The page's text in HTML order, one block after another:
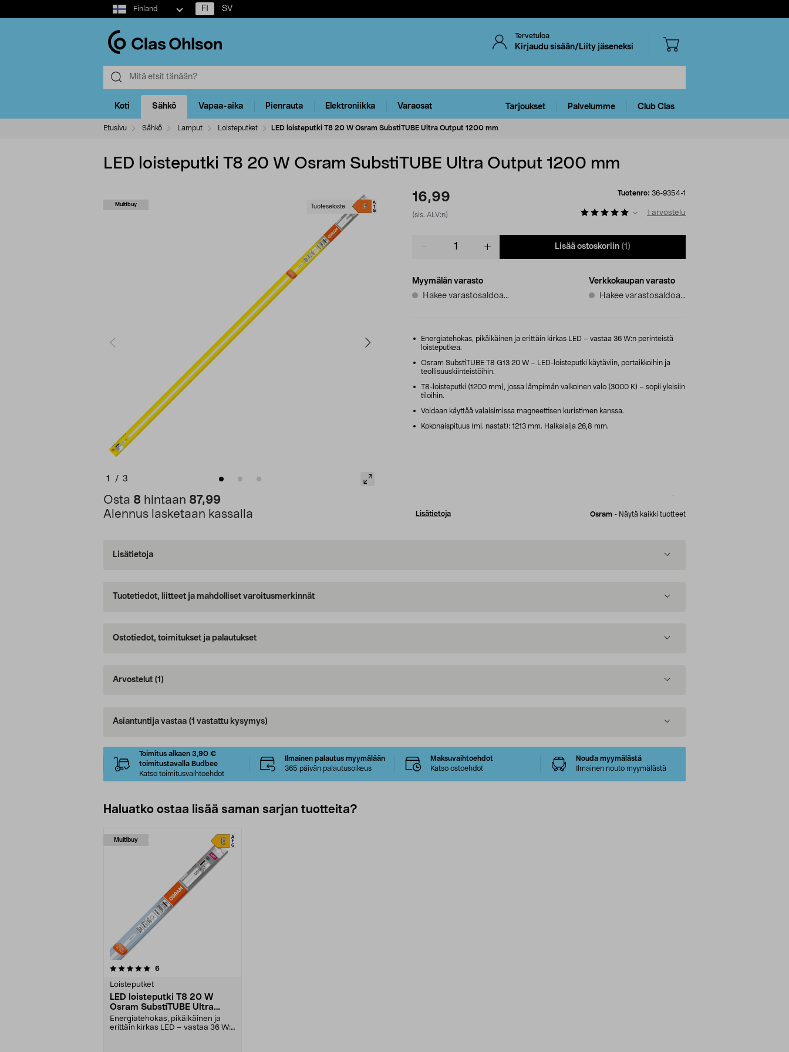
Select
market
Finland FI SV
Tervetuloa
Kirjaudu sisään/Liity jäseneksi
Koti Sähkö Vapaa-aika Pienrauta Elektroniikka Varaosat Tarjoukset Palvelumme Club Clas
Etusivu Sähkö Lamput Loisteputket LED loisteputki T8 20 W Osram SubstiTUBE Ultra Output 1200 mm
LED loisteputki T8 20 W Osram SubstiTUBE Ultra Output 1200 mm
Tuoteseloste
Multibuy
1 / 3
Osta 8 hintaan 87,99
Alennus lasketaan kassalla
16,99
(sis. ALV:n)
Tuotenro: 36-9354-1
1 arvostelu
Lisää ostoskoriin (1)
Myymälän varasto
Hakee varastosaldoa...
Verkkokaupan varasto
Hakee varastosaldoa...
Energiatehokas, pikäikäinen ja erittäin kirkas LED – vastaa 36 W:n perinteistä
loisteputkea.
Osram SubstiTUBE T8 G13 20 W – LED-loisteputki käytäviin, portaikkoihin ja
teollisuuskiinteistöihin.
T8-loisteputki (1200 mm), jossa lämpimän valkoinen valo (3000 K) – sopii yleisiin
tiloihin.
Voidaan käyttää valaisimissa magneettisen kuristimen kanssa.
Kokonaispituus (ml. nastat): 1213 mm. Halkaisija 26,8 mm.
Lisätietoja Osram - Näytä kaikki tuotteet
Lisätietoja
Tuotetiedot, liitteet ja mahdolliset varoitusmerkinnät
Ostotiedot, toimitukset ja palautukset
Arvostelut (1)
Asiantuntija vastaa (1 vastattu kysymys)
Toimitus alkaen 3,90 €
toimitustavalla Budbee
Katso toimitusvaihtoehdot
Ilmainen palautus myymälään
365 päivän palautusoikeus
Maksuvaihtoehdot
Katso ostoehdot
Nouda myymälästä
Ilmainen nouto myymälästä
Haluatko ostaa lisää saman sarjan tuotteita?
Multibuy
6arvostelut
Loisteputket
LED loisteputki T8 20 W
Osram SubstiTUBE Ultra
Output 1213 mm, kylmän
valkoinen
Energiatehokas, pikäikäinen ja
erittäin kirkas LED – vastaa 36 W:n